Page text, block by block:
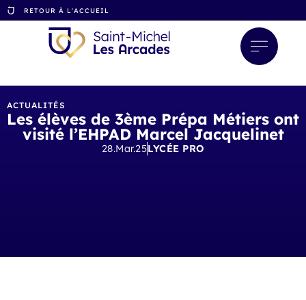
RETOUR À L'ACCUEIL
ACTUALITÉS
Les élèves de 3ème Prépa Métiers ont
visité l’EHPAD Marcel Jacquelinet
28.Mar.25LYCÉE PRO